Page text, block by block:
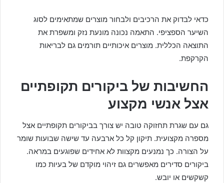
כדאי לבדוק את הרכיבים ולבחור מוצרים שמתאימים לסוג
השיער הספציפי. התאמה נכונה מונעת נזק ומשפרת את
התוצאה הכללית. מוצרים איכותיים תורמים גם לבריאות
הקרקפת.
החשיבות של ביקורים תקופתיים
אצל אנשי מקצוע
גם עם שגרת תחזוקה טובה יש צורך בביקורים תקופתיים אצל
מספרה מקצועית. תיקון קל כל ארבעה עד שישה שבועות שומר
על הצורה. כך נמנעים מקצוות לא אחידים שפוגעים במראה.
ביקורים סדירים מאפשרים גם זיהוי מוקדם של בעיות כמו
קשקשים או יובש.